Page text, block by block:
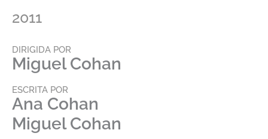
2011
DIRIGIDA POR
Miguel Cohan
ESCRITA POR
Ana Cohan
Miguel Cohan